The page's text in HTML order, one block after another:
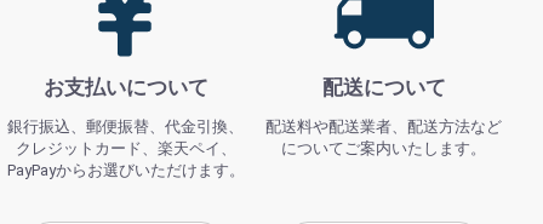
お支払いについて
銀行振込、郵便振替、代金引換、
クレジットカード、楽天ペイ、
PayPayからお選びいただけます。
配送について
配送料や配送業者、配送方法など
についてご案内いたします。